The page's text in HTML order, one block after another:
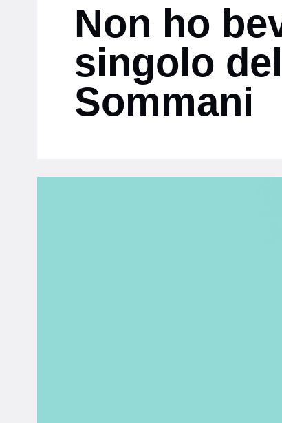
Non ho
singolo
Sommani